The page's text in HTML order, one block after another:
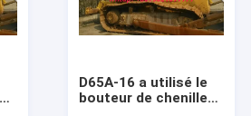
D65A-16 a utilisé le
bouteur de chenille